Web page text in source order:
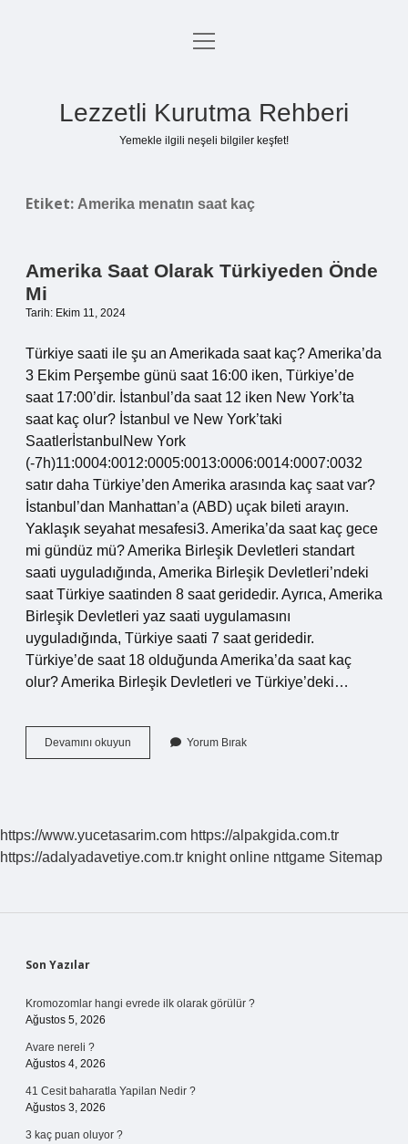
Anasayfa
menüyü
Lezzetli Kurutma Rehberi
Yemekle ilgili neşeli bilgiler keşfet!
Etiket: Amerika menatın saat kaç
Amerika Saat Olarak Türkiyeden Önde
Mi
Tarih: Ekim 11, 2024
Türkiye saati ile şu an Amerikada saat kaç? Amerika’da
3 Ekim Perşembe günü saat 16:00 iken, Türkiye’de
saat 17:00’dir. İstanbul’da saat 12 iken New York’ta
saat kaç olur? İstanbul ve New York’taki
SaatlerİstanbulNew York
(-7h)11:0004:0012:0005:0013:0006:0014:0007:0032
satır daha Türkiye’den Amerika arasında kaç saat var?
İstanbul’dan Manhattan’a (ABD) uçak bileti arayın.
Yaklaşık seyahat mesafesi3. Amerika’da saat kaç gece
mi gündüz mü? Amerika Birleşik Devletleri standart
saati uyguladığında, Amerika Birleşik Devletleri’ndeki
saat Türkiye saatinden 8 saat geridedir. Ayrıca, Amerika
Birleşik Devletleri yaz saati uygulamasını
uyguladığında, Türkiye saati 7 saat geridedir.
Türkiye’de saat 18 olduğunda Amerika’da saat kaç
olur? Amerika Birleşik Devletleri ve Türkiye’deki…
Devamını okuyun Amerika
Saat
Yorum Bırak
https://www.yucetasarim.com https://alpakgida.com.tr
https://adalyadavetiye.com.tr knight online nttgame Sitemap
Sidebar
Son Yazılar
Kromozomlar hangi evrede ilk olarak görülür ?
Ağustos 5, 2026
Avare nereli ?
Ağustos 4, 2026
41 Cesit baharatla Yapilan Nedir ?
Ağustos 3, 2026
3 kaç puan oluyor ?